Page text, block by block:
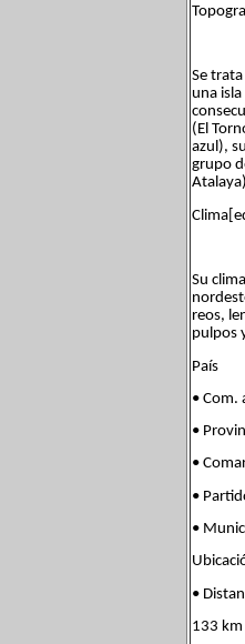
Se
una
(El
azul),
grupo
Su
reos,
pulpos
País
•
•
•
•
•
•
133 km